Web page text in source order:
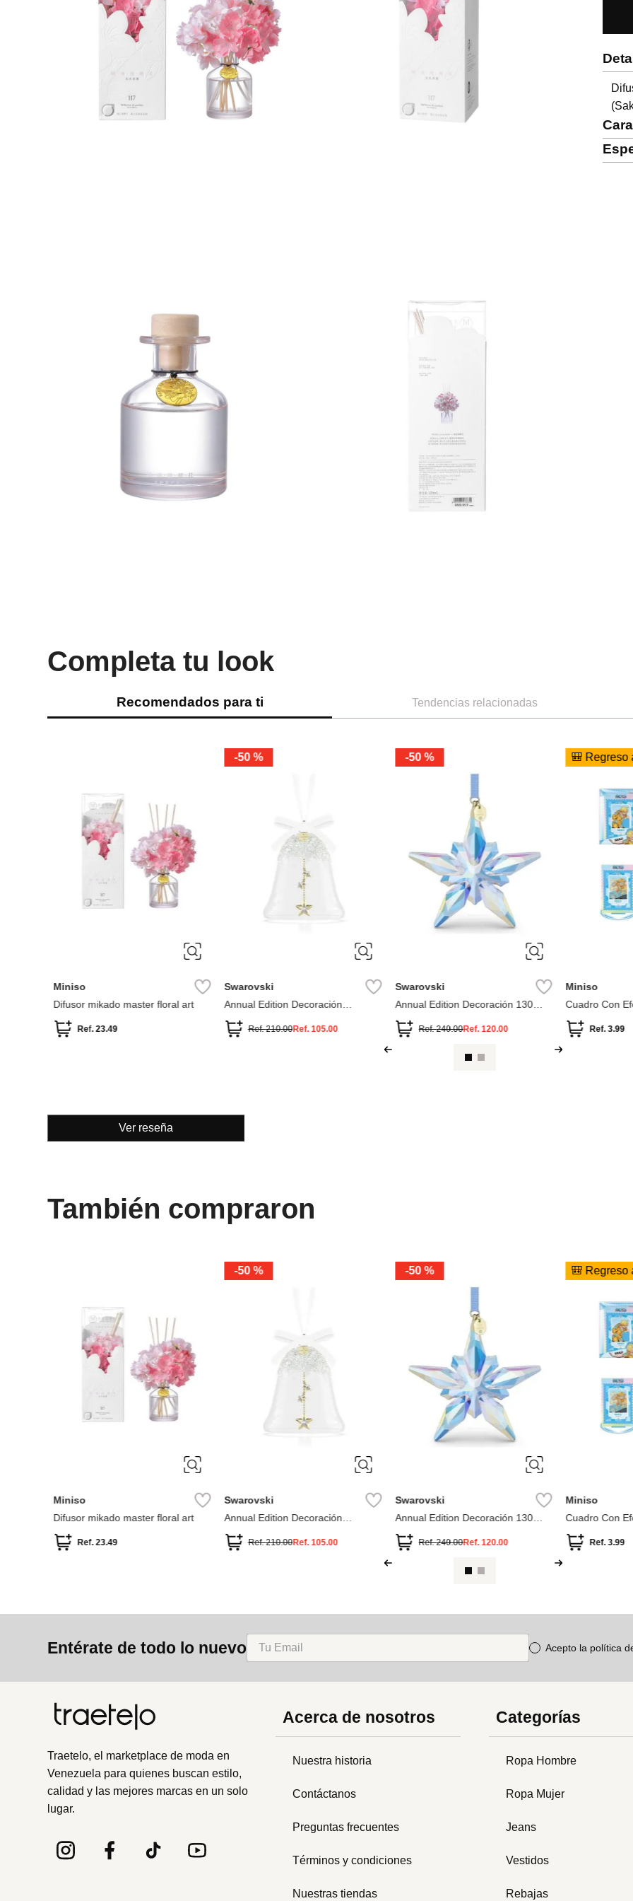
Completa tu look
Recomendados para ti Tendencias relacionadas
Swarovski
Idyllia Ardilla y Bellota
Ref.365.00
Miniso
Difusor Mikado Fragancia Sándalo
Ref.3.49
Miniso
Difusor Mikado Fragancia Nardo
Ref.3.49
-44 %
Miniso
Difusor
Ref.11.49
Ver reseña
También compraron
Swarovski
Idyllia Ardilla y Bellota
Ref.365.00
Miniso
Difusor Mikado Fragancia Sándalo
Ref.3.49
Miniso
Difusor Mikado Fragancia Nardo
Ref.3.49
-44 %
Miniso
Difusor
Ref.11.49
Entérate de todo lo nuevo Acepto la política
Traetelo, el marketplace de moda en
Venezuela para quienes buscan estilo,
calidad y las mejores marcas en un solo
lugar.
Acerca de nosotros
Nuestra historia
Contáctanos
Preguntas frecuentes
Términos y condiciones
Nuestras tiendas
Categorías
Ropa Hombre
Ropa Mujer
Jeans
Vestidos
Rebajas